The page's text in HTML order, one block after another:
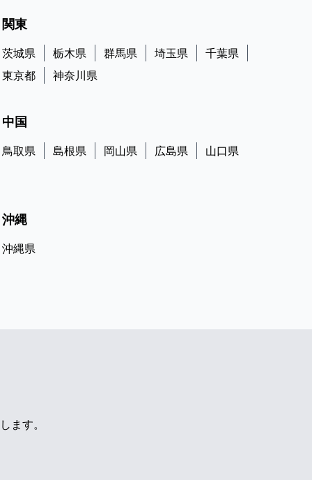
関東
茨城県 栃木県 群馬県 埼玉県
千葉県
東京都
神奈川県
中国
鳥取県 島根県 岡山県 広島県 山口県
沖縄
沖縄県
ます。